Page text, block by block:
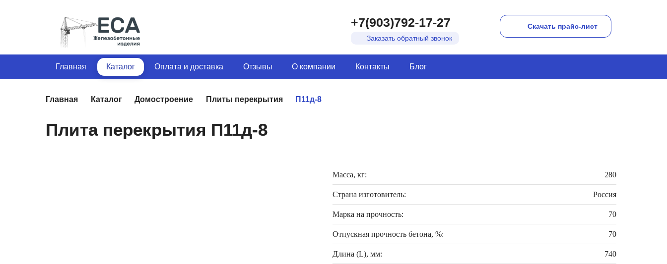
Скачать прайс-лист
+7(903)792-17-27
Заказать обратный звонок
Главная Каталог Оплата и доставка Отзывы О компании Контакты Блог
Главная Каталог Домостроение Плиты перекрытия П11д-8
Плита перекрытия П11д-8
Масса, кг: 280
Страна изготовитель: Россия
Марка на прочность: 70
Отпускная прочность бетона, %: 70
Длина (L), мм: 740